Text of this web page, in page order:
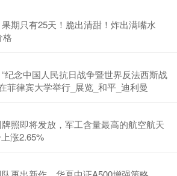
期只有25天！脆出清甜！炸出满嘴水
格
纪念中国人民抗日战争暨世界反法西斯战
菲律宾大学举行_展览_和平_迪利曼
照即将发放，军工含量最高的航空航天
涨2.65%